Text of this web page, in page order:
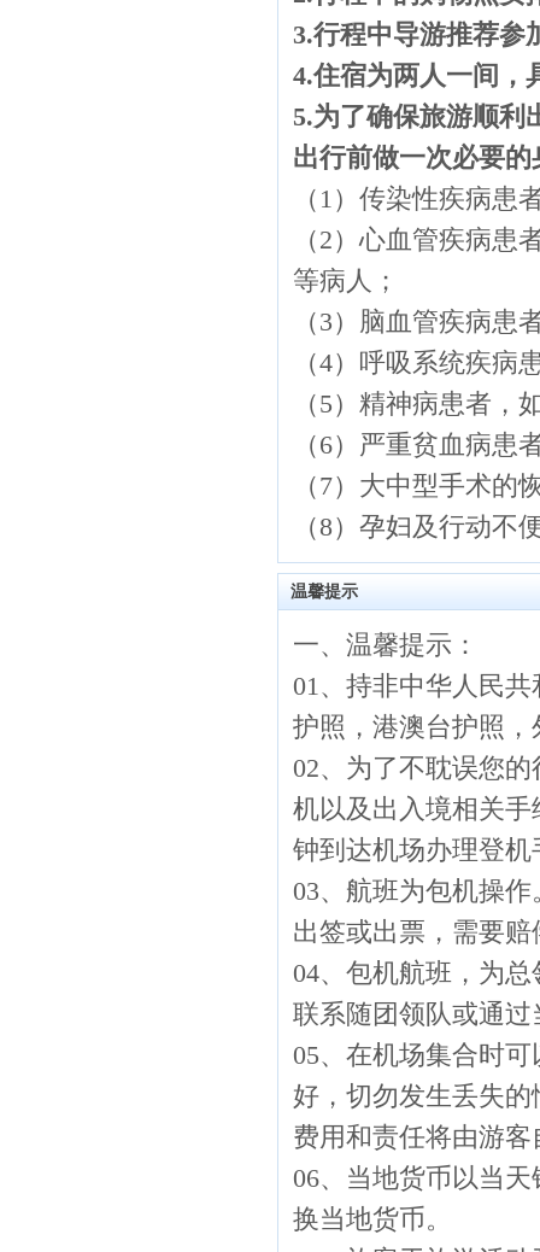
3.行程中导游推荐参
4.住宿为两人一间，
5.为了确保旅游顺利
出行前做一次必要
（ 1）传染性疾病患
（2）心血管疾病患
等病人；
（3）脑血管疾病患
（4）呼吸系统疾病
（5）精神病患者，
（6）严重贫血病患
（7）大中型手术的
（8）孕妇及行动不
温馨提示
一、温馨提示：
01、持非中华人民
护照，港澳台护照
02、为了不耽误您
机以及出入境相关
钟到达机场办理登机
03、航班为包机操
出签或出票，需要
04、包机航班，为
联系随团领队或通
05、在机场集合时
好，切勿发生丢失
费用和责任将由游
06、当地货币以当
换当地货币。